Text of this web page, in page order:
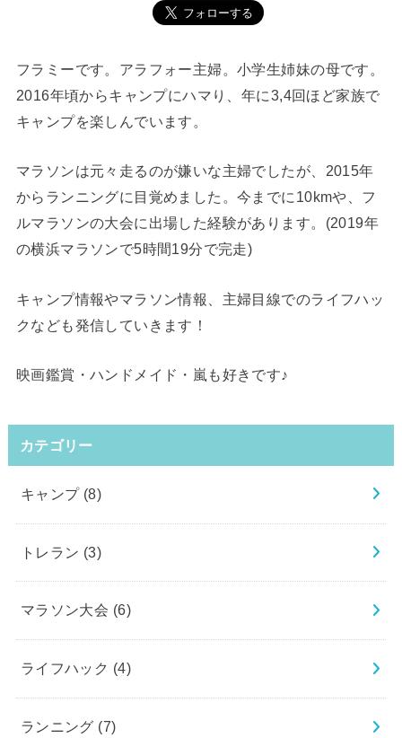
フラミーです。アラフォー主婦。小学生姉妹の母です。
2016年頃からキャンプにハマり、年に3,4回ほど家族で
キャンプを楽しんでいます。
マラソンは元々走るのが嫌いな主婦でしたが、2015年
からランニングに目覚めました。今までに10kmや、フ
ルマラソンの大会に出場した経験があります。(2019年
の横浜マラソンで5時間19分で完走)
キャンプ情報やマラソン情報、主婦目線でのライフハッ
クなども発信していきます！
映画鑑賞・ハンドメイド・嵐も好きです♪
カテゴリー
キャンプ (8)
トレラン (3)
マラソン大会 (6)
ライフハック (4)
ランニング (7)